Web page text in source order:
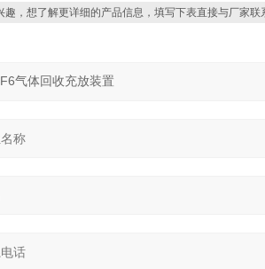
趣，想了解更详细的产品信息，填写下表直接与厂家联